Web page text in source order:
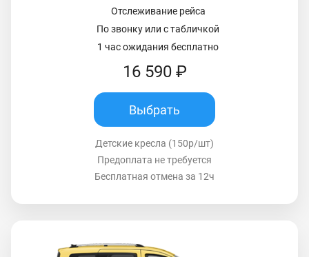
Отслеживание рейса
По звонку или с табличкой
1 час ожидания бесплатно
16 590 ₽
Выбрать
Детские кресла (150р/шт)
Предоплата не требуется
Бесплатная отмена за 12ч